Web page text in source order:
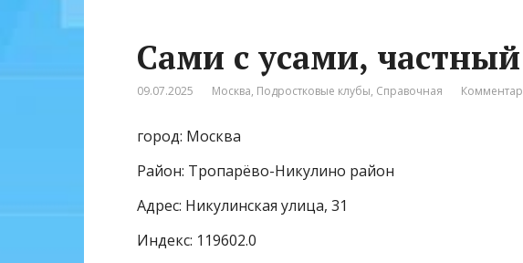
Сами с усами,
09.07.2025 Москва, Подростковые клубы, Справочная
город: Москва
Район: Тропарёво-Никулино район
Адрес: Никулинская улица, 31
Индекс: 119602.0